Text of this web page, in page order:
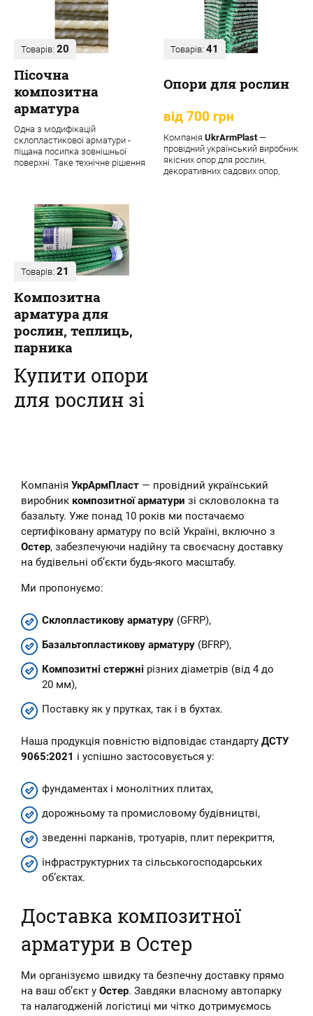
Товарів: 20
Пісочна
композитна
арматура
Одна з модифікацій
склопластикової арматури -
піщана посипка зовнішньої
поверхні. Таке технічне рішення
Товарів: 41
Опори для рослин
від 700 грн
Компанія UkrArmPlast—
провідний український виробник
якісних опор для рослин,
декоративних садових опор,
Товарів: 21
Композитна
арматура для
рослин, теплиць,
парника
Купити опори
для рослин зі
купити композитні кілочки для
рослин – овочів, кві...
Компанія УкрАрмПласт — провідний український
виробник композитної арматури зі скловолокна та
базальту. Уже понад 10 років ми постачаємо
сертифіковану арматуру по всій Україні, включно з
Остер, забезпечуючи надійну та своєчасну доставку
на будівельні об’єкти будь-якого масштабу.
Ми пропонуємо:
Склопластикову арматуру (GFRP),
Базальтопластикову арматуру (BFRP),
Композитні стержні різних діаметрів (від 4 до
20 мм),
Поставку як у прутках, так і в бухтах.
Наша продукція повністю відповідає стандарту ДСТУ
9065:2021 і успішно застосовується у:
фундаментах і монолітних плитах,
дорожньому та промисловому будівництві,
зведенні парканів, тротуарів, плит перекриття,
інфраструктурних та сільськогосподарських
об’єктах.
Доставка композитної
арматури в Остер
Ми організуємо швидку та безпечну доставку прямо
на ваш об’єкт у Остер. Завдяки власному автопарку
та налагодженій логістиці ми чітко дотримуємось